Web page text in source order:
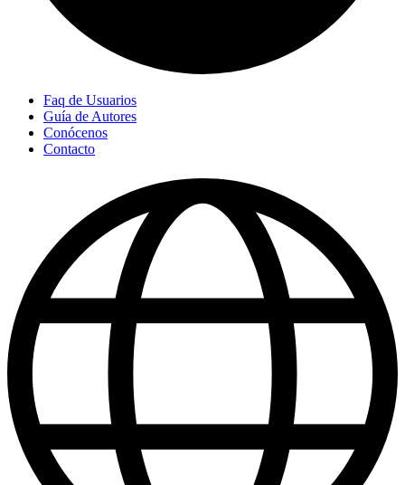
Faq de Usuarios
Guía de Autores
Conócenos
Contacto